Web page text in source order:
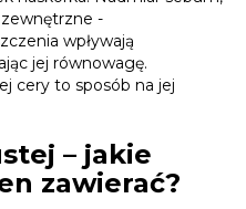
-
wpływają
jej równowagę.
cery to sposób na jej
– jakie
zawierać?